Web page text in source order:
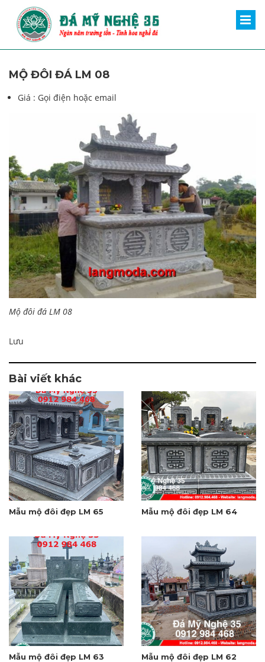
MỘ ĐÔI ĐÁ LM 08
Giá : Gọi điện hoặc email
Mộ đôi đá LM 08
Lưu
Bài viết khác
Mẫu mộ đôi đẹp LM 65 Mẫu mộ đôi đẹp LM 64
Mẫu mộ đôi đẹp LM 63 Mẫu mộ đôi đẹp LM 62